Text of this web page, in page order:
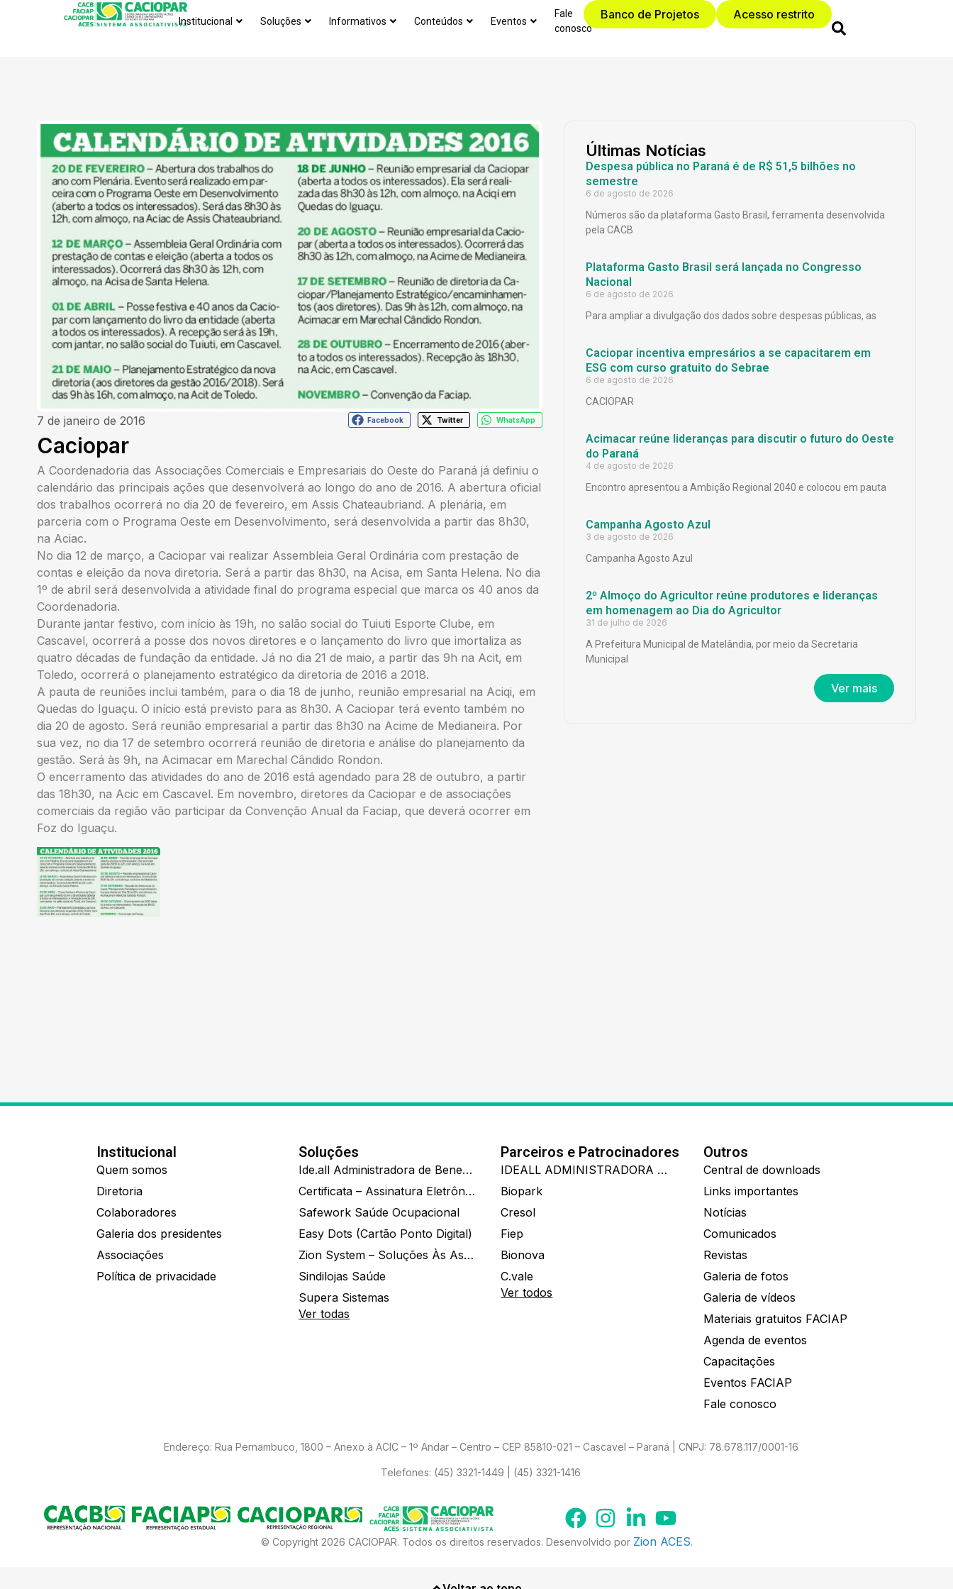
Institucional Soluções Informativos Conteúdos Eventos
Fale
conosco
Banco de Projetos Acesso restrito
7 de janeiro de 2016 Facebook Twitter WhatsApp
Caciopar
A Coordenadoria das Associações Comerciais e Empresariais do Oeste do Paraná já definiu o
calendário das principais ações que desenvolverá ao longo do ano de 2016. A abertura oficial
dos trabalhos ocorrerá no dia 20 de fevereiro, em Assis Chateaubriand. A plenária, em
parceria com o Programa Oeste em Desenvolvimento, será desenvolvida a partir das 8h30,
na Aciac.
No dia 12 de março, a Caciopar vai realizar Assembleia Geral Ordinária com prestação de
contas e eleição da nova diretoria. Será a partir das 8h30, na Acisa, em Santa Helena. No dia
1º de abril será desenvolvida a atividade final do programa especial que marca os 40 anos da
Coordenadoria.
Durante jantar festivo, com início às 19h, no salão social do Tuiuti Esporte Clube, em
Cascavel, ocorrerá a posse dos novos diretores e o lançamento do livro que imortaliza as
quatro décadas de fundação da entidade. Já no dia 21 de maio, a partir das 9h na Acit, em
Toledo, ocorrerá o planejamento estratégico da diretoria de 2016 a 2018.
A pauta de reuniões inclui também, para o dia 18 de junho, reunião empresarial na Aciqi, em
Quedas do Iguaçu. O início está previsto para as 8h30. A Caciopar terá evento também no
dia 20 de agosto. Será reunião empresarial a partir das 8h30 na Acime de Medianeira. Por
sua vez, no dia 17 de setembro ocorrerá reunião de diretoria e análise do planejamento da
gestão. Será às 9h, na Acimacar em Marechal Cândido Rondon.
O encerramento das atividades do ano de 2016 está agendado para 28 de outubro, a partir
das 18h30, na Acic em Cascavel. Em novembro, diretores da Caciopar e de associações
comerciais da região vão participar da Convenção Anual da Faciap, que deverá ocorrer em
Foz do Iguaçu.
Últimas Notícias
Despesa pública no Paraná é de R$ 51,5 bilhões no
semestre
6 de agosto de 2026
Números são da plataforma Gasto Brasil, ferramenta desenvolvida
pela CACB
Plataforma Gasto Brasil será lançada no Congresso
Nacional
6 de agosto de 2026
Para ampliar a divulgação dos dados sobre despesas públicas, as
Caciopar incentiva empresários a se capacitarem em
ESG com curso gratuito do Sebrae
6 de agosto de 2026
CACIOPAR
Acimacar reúne lideranças para discutir o futuro do Oeste
do Paraná
4 de agosto de 2026
Encontro apresentou a Ambição Regional 2040 e colocou em pauta
Campanha Agosto Azul
3 de agosto de 2026
Campanha Agosto Azul
2º Almoço do Agricultor reúne produtores e lideranças
em homenagem ao Dia do Agricultor
31 de julho de 2026
A Prefeitura Municipal de Matelândia, por meio da Secretaria
Municipal
Ver mais
Institucional
Quem somos
Diretoria
Colaboradores
Galeria dos presidentes
Associações
Política de privacidade
Soluções
Ide.all Administradora de Benefícios
Certificata – Assinatura Eletrônica De Documentos
Safework Saúde Ocupacional
Easy Dots (Cartão Ponto Digital)
Zion System – Soluções Às Associações E Empresas
Sindilojas Saúde
Supera Sistemas
Ver todas
Parceiros e Patrocinadores
IDEALL ADMINISTRADORA DE BENEFÍCIOS
Biopark
Cresol
Fiep
Bionova
C.vale
Ver todos
Outros
Central de downloads
Links importantes
Notícias
Comunicados
Revistas
Galeria de fotos
Galeria de vídeos
Materiais gratuitos FACIAP
Agenda de eventos
Capacitações
Eventos FACIAP
Fale conosco
Endereço: Rua Pernambuco, 1800 – Anexo à ACIC – 1º Andar – Centro – CEP 85810-021 – Cascavel – Paraná | CNPJ: 78.678.117/0001-16
Telefones: (45) 3321-1449 | (45) 3321-1416
© Copyright 2026 CACIOPAR. Todos os direitos reservados. Desenvolvido por Zion ACES.